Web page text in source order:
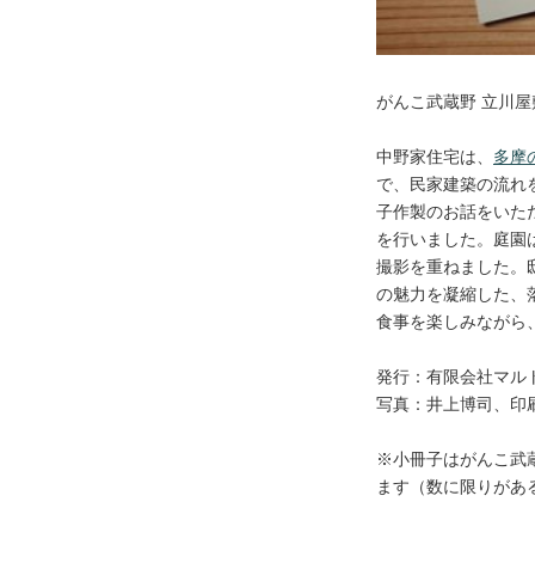
リフォーム そ
プレスリリース
セミナー・
太田陽子の何でもノート
がんこ武蔵野 立川
中野家住宅は、 多摩
で、民家建築の流れ
子作製のお話をいた
を行いました。庭
撮影を重ねました。
の魅力を凝縮した、
食事を楽しみながら
発行：有限会社マル
写真：井上博司、印
※小冊子はがんこ武
ます（数に限りが